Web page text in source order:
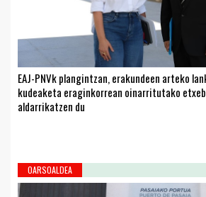
EAJ-PNVk plangintzan, erakundeen arteko
kudeaketa eraginkorrean oinarritutako
aldarrikatzen du
OARSOALDEA